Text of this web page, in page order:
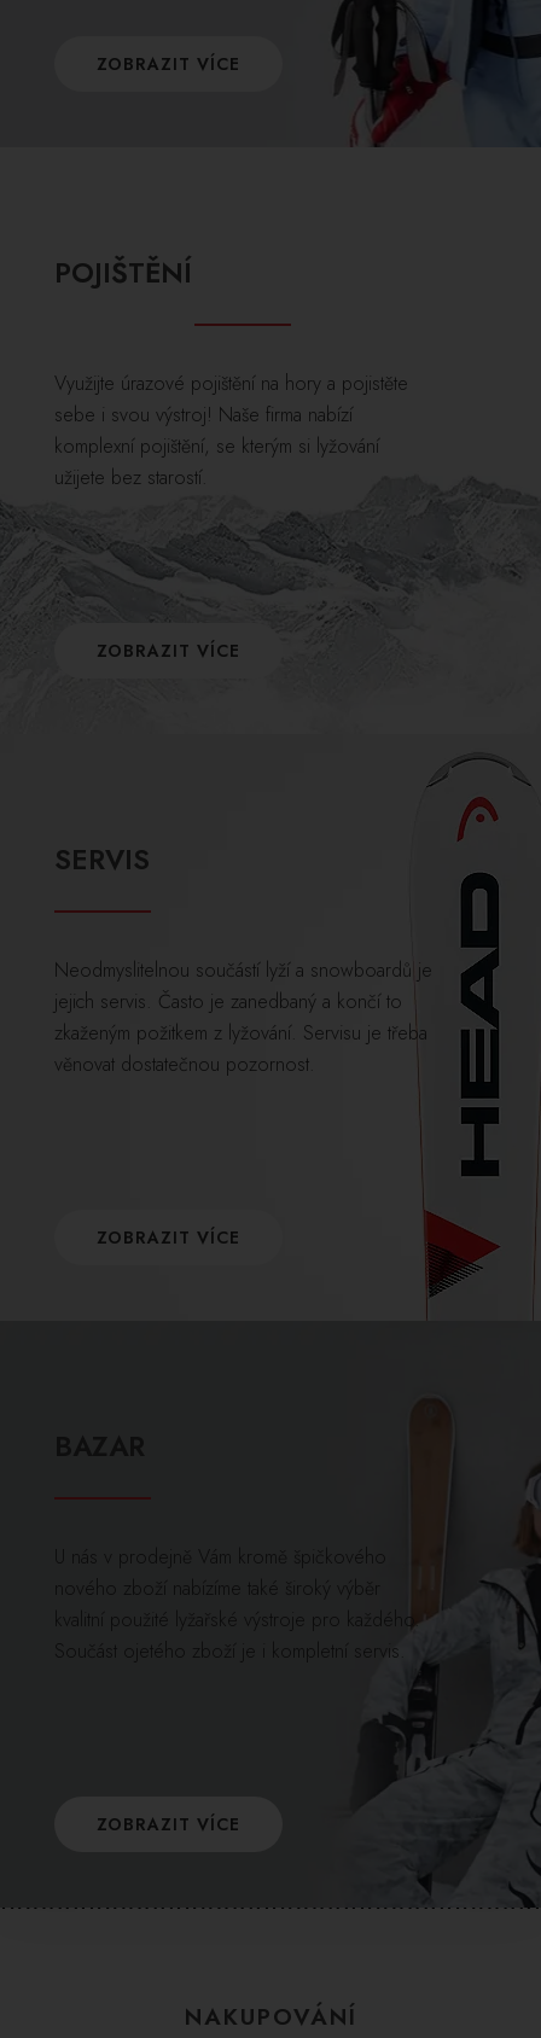
ZOBRAZIT VÍCE
POJIŠTĚNÍ
Využijte úrazové pojištění na hory a pojistěte
sebe i svou výstroj! Naše firma nabízí
komplexní pojištění, se kterým si lyžování
užijete bez starostí.
ZOBRAZIT VÍCE
SERVIS
Neodmyslitelnou součástí lyží a snowboardů je
jejich servis. Často je zanedbaný a končí to
zkaženým požitkem z lyžování. Servisu je třeba
věnovat dostatečnou pozornost.
ZOBRAZIT VÍCE
U nás v prodejně Vám kromě špičkového
nového zboží nabízíme také široký výběr
kvalitní použité lyžařské výstroje pro každého.
Součást ojetého zboží je i kompletní servis.
ZOBRAZIT VÍCE
NAKUPOVÁNÍ